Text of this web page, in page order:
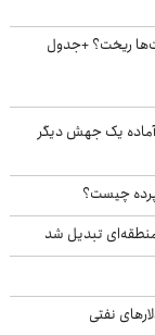
۱۴۰۵/ بازار سهام آماده یک جهش دیگر
تبدیل شد